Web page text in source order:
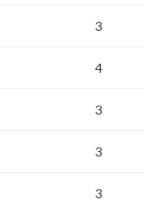
3
4
3
3
3